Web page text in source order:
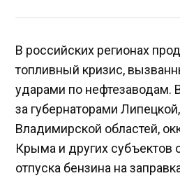
В российских регионах
топливный кризис,
ударами по нефтезаводам.
за губернаторами
Владимирской областей,
Крыма и других субъектов
отпуска бензина на